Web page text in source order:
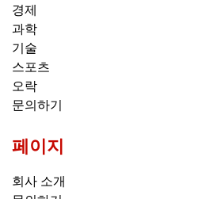
경제
과학
기술
스포츠
오락
문의하기
페이지
회사 소개